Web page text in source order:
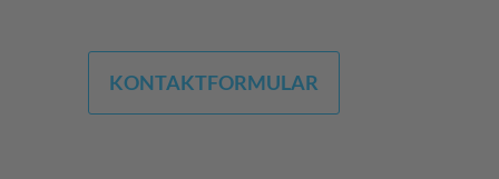
KONTAKTFORMULAR